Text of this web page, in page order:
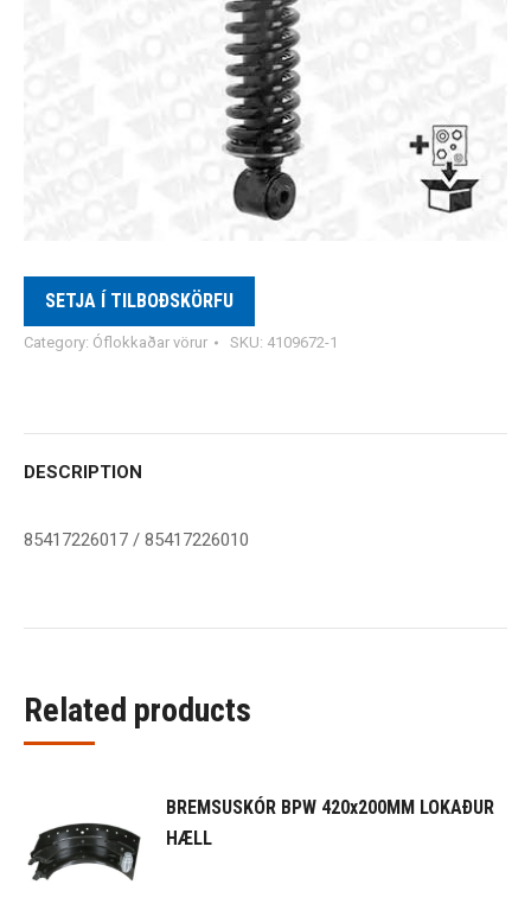
SETJA Í TILBOÐSKÖRFU
Category: Óflokkaðar vörur SKU: 4109672-1
DESCRIPTION
85417226017 / 85417226010
Related products
BREMSUSKÓR BPW 420x200MM LOKAÐUR
HÆLL